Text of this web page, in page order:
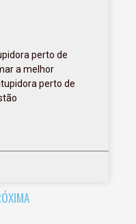
perto de
a melhor
perto de